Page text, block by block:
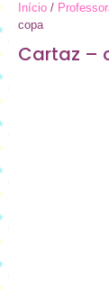
Início /
copa
Cartaz –